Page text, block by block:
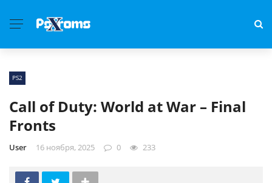
PS2
Call of Duty: World at War – Final
Fronts
User 16 ноября, 2025 0 233